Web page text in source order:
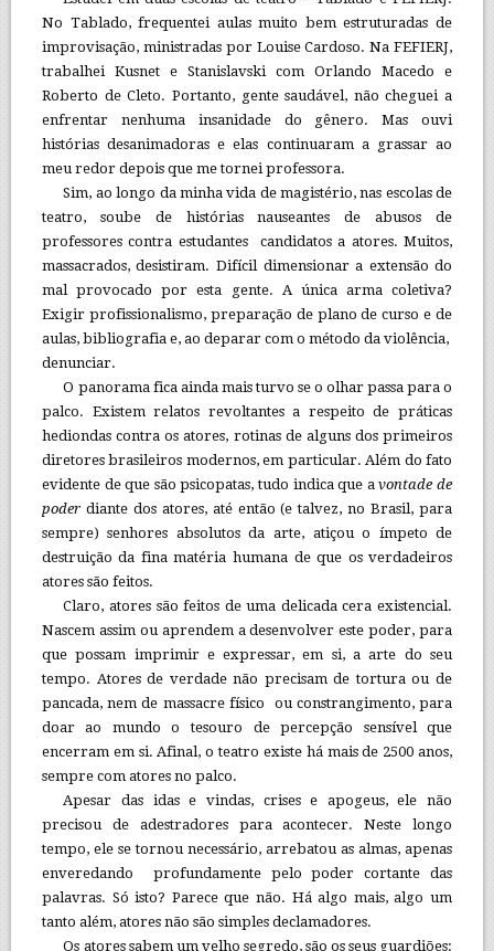
No Tablado, frequentei aulas muito bem estruturadas de
improvisação, ministradas por Louise Cardoso. Na FEFIERJ,
trabalhei Kusnet e Stanislavski com Orlando Macedo e
Roberto de Cleto. Portanto, gente saudável, não cheguei a
enfrentar nenhuma insanidade do gênero. Mas ouvi
histórias desanimadoras e elas continuaram a grassar ao
meu redor depois que me tornei professora.
Sim, ao longo da minha vida de magistério, nas escolas de
teatro, soube de histórias nauseantes de abusos de
professores contra estudantes candidatos a atores. Muitos,
massacrados, desistiram. Difícil dimensionar a extensão do
mal provocado por esta gente. A única arma coletiva?
Exigir profissionalismo, preparação de plano de curso e de
aulas, bibliografia e, ao deparar com o método da violência,
denunciar.
O panorama fica ainda mais turvo se o olhar passa para o
palco. Existem relatos revoltantes a respeito de práticas
hediondas contra os atores, rotinas de alguns dos primeiros
diretores brasileiros modernos, em particular. Além do fato
evidente de que são psicopatas, tudo indica que avontade de
poderdiante dos atores, até então (e talvez, no Brasil, para
sempre) senhores absolutos da arte, atiçou o ímpeto de
destruição da fina matéria humana de que os verdadeiros
atores são feitos.
Claro, atores são feitos de uma delicada cera existencial.
Nascem assim ou aprendem a desenvolver este poder, para
que possam imprimir e expressar, em si, a arte do seu
tempo. Atores de verdade não precisam de tortura ou de
pancada, nem de massacre físico ou constrangimento, para
doar ao mundo o tesouro de percepção sensível que
encerram em si. Afinal, o teatro existe há mais de 2500 anos,
sempre com atores no palco.
Apesar das idas e vindas, crises e apogeus, ele não
precisou de adestradores para acontecer. Neste longo
tempo, ele se tornou necessário, arrebatou as almas, apenas
enveredando profundamente pelo poder cortante das
palavras. Só isto? Parece que não. Há algo mais, algo um
tanto além, atores não são simples declamadores.
Os atores sabem um velho segredo, são os seus guardiões: